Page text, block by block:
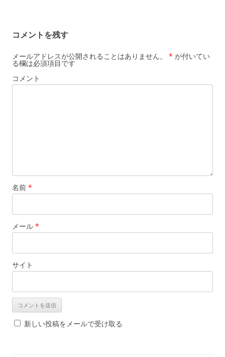
コメントを残す
メールアドレスが公開されることはありません。 * が付いてい
る欄は必須項目です
コメント
名前 *
メール *
サイト
新しい投稿をメールで受け取る